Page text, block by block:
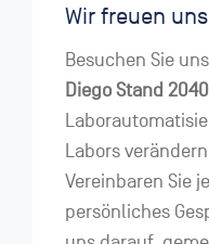
Wir freuen
Besuchen Sie
Diego Stand 2040
Labors
Vereinbaren Sie
persönliches